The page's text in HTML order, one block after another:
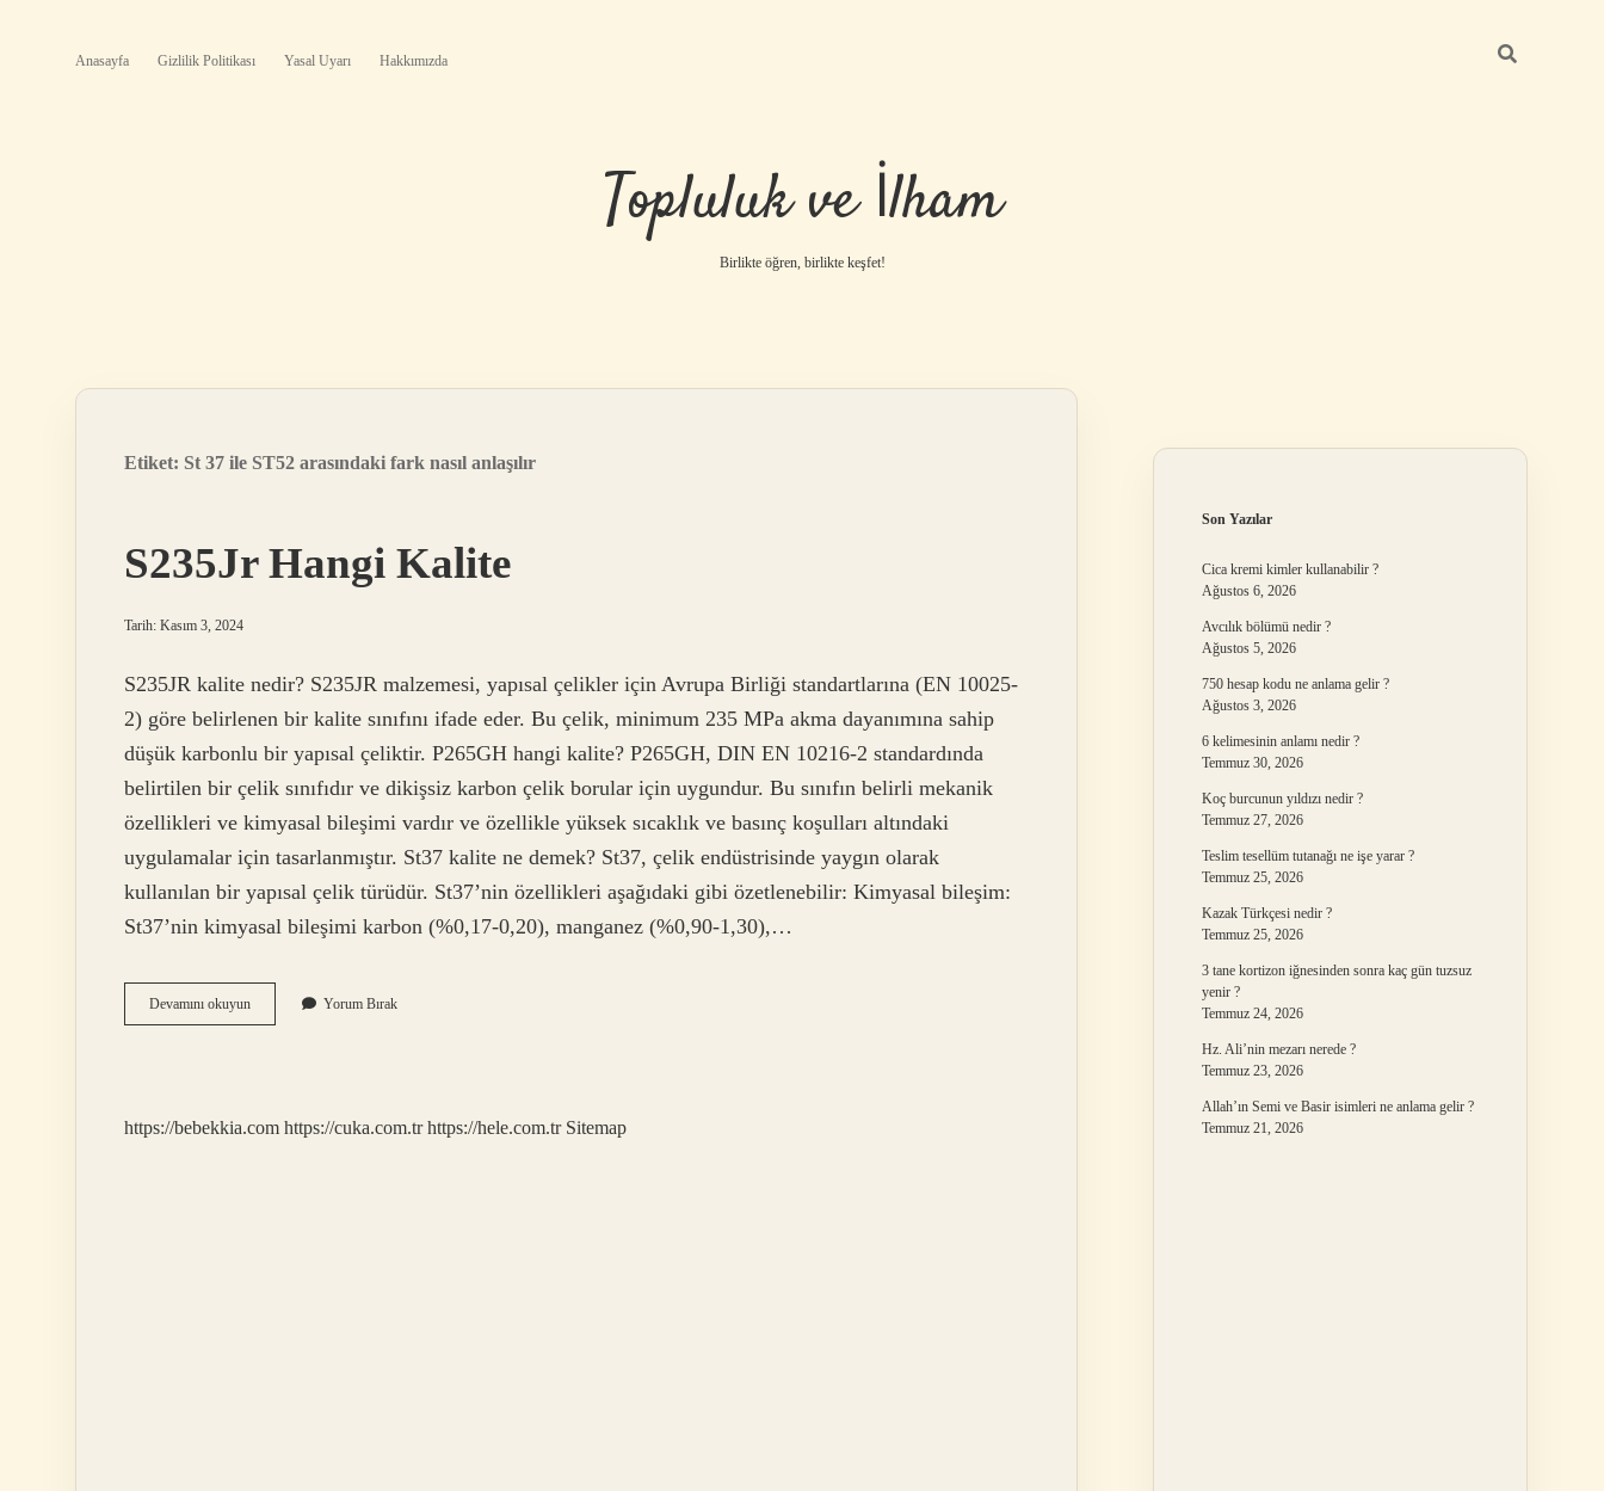
Anasayfa Gizlilik Politikası Yasal Uyarı Hakkımızda
Topluluk ve İlham
Birlikte öğren, birlikte keşfet!
Etiket: St 37 ile ST52 arasındaki fark nasıl anlaşılır
S235Jr Hangi Kalite
Tarih: Kasım 3, 2024
S235JR kalite nedir? S235JR malzemesi, yapısal çelikler için Avrupa Birliği standartlarına (EN 10025-
2) göre belirlenen bir kalite sınıfını ifade eder. Bu çelik, minimum 235 MPa akma dayanımına sahip
düşük karbonlu bir yapısal çeliktir. P265GH hangi kalite? P265GH, DIN EN 10216-2 standardında
belirtilen bir çelik sınıfıdır ve dikişsiz karbon çelik borular için uygundur. Bu sınıfın belirli mekanik
özellikleri ve kimyasal bileşimi vardır ve özellikle yüksek sıcaklık ve basınç koşulları altındaki
uygulamalar için tasarlanmıştır. St37 kalite ne demek? St37, çelik endüstrisinde yaygın olarak
kullanılan bir yapısal çelik türüdür. St37’nin özellikleri aşağıdaki gibi özetlenebilir: Kimyasal bileşim:
St37’nin kimyasal bileşimi karbon (%0,17-0,20), manganez (%0,90-1,30),…
Devamını okuyunS235Jr
Hangi
Yorum Bırak
https://bebekkia.com https://cuka.com.tr https://hele.com.tr Sitemap
Son Yazılar
Cica kremi kimler kullanabilir ?
Ağustos 6, 2026
Avcılık bölümü nedir ?
Ağustos 5, 2026
750 hesap kodu ne anlama gelir ?
Ağustos 3, 2026
6 kelimesinin anlamı nedir ?
Temmuz 30, 2026
Koç burcunun yıldızı nedir ?
Temmuz 27, 2026
Teslim tesellüm tutanağı ne işe yarar ?
Temmuz 25, 2026
Kazak Türkçesi nedir ?
Temmuz 25, 2026
3 tane kortizon iğnesinden sonra kaç gün tuzsuz
yenir ?
Temmuz 24, 2026
Hz. Ali’nin mezarı nerede ?
Temmuz 23, 2026
Allah’ın Semi ve Basir isimleri ne anlama gelir ?
Temmuz 21, 2026